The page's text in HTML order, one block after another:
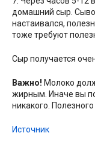
домашний сыр.
настаивался,
тоже требуют
Сыр получается
Важно! Молоко
жирным. Иначе вы
никакого.
Источник